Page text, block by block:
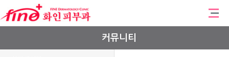
커뮤니티